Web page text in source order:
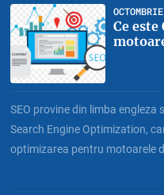
Ce
SEO provine din limba engleza
Search Engine Optimization,
optimizarea pentru motoarele